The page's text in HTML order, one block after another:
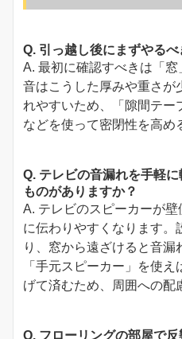
Q. 引っ越し後にまずやる
A. 最初に確認すべきは「窓
音はこうした厚みや重さが
れやすいため、「隙間テー
などを使って密閉性を高め
Q. テレビの音漏れを手軽
ものがありますか？
A. テレビのスピーカーが
に伝わりやすくなります。
り、窓から遠ざけると音漏
「手元スピーカー」を使
げて済むため、周囲への配
Q. フローリングの部屋で